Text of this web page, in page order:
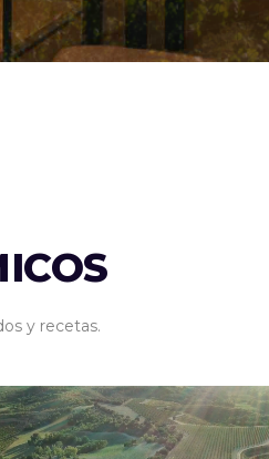
y recetas.